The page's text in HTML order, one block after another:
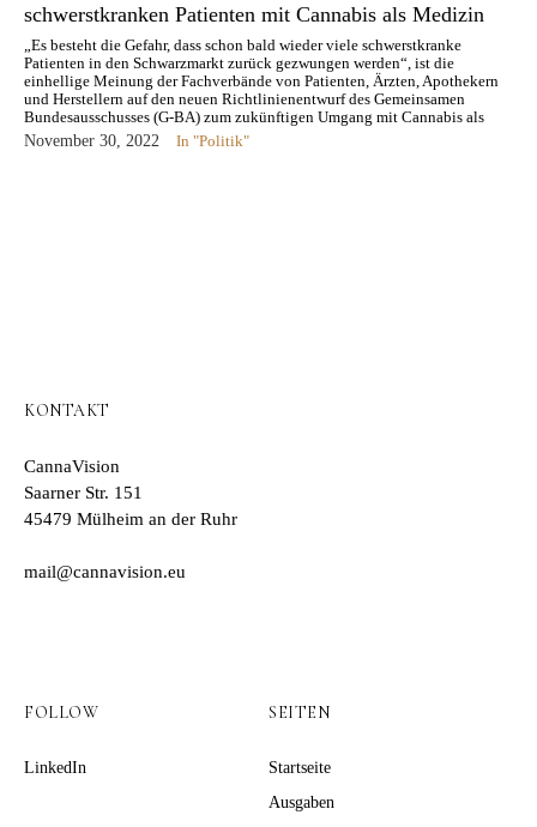
schwerstkranken Patienten mit Cannabis als Medizin
„Es besteht die Gefahr, dass schon bald wieder viele schwerstkranke
Patienten in den Schwarzmarkt zurück gezwungen werden“, ist die
einhellige Meinung der Fachverbände von Patienten, Ärzten, Apothekern
und Herstellern auf den neuen Richtlinienentwurf des Gemeinsamen
Bundesausschusses (G-BA) zum zukünftigen Umgang mit Cannabis als
Medizin. Heute wurden die Stellungnahmen verschiedener Verbände
beim…
November 30, 2022 In "Politik"
KONTAKT
CannaVision
Saarner Str. 151
45479 Mülheim an der Ruhr
mail@cannavision.eu
FOLLOW
LinkedIn
SEITEN
Startseite
Ausgaben